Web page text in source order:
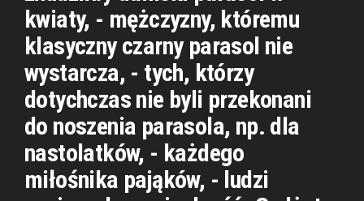
kwiaty, - mężczyzny, któremu
klasyczny czarny parasol nie
wystarcza, - tych, którzy
dotychczas nie byli przekonani
do noszenia parasola, np. dla
nastolatków, - każdego
miłośnika pająków, - ludzi